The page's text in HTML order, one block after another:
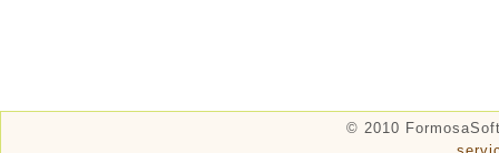
© 2010